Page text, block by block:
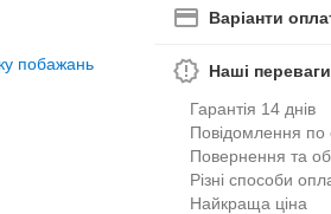
побажань
Варіанти
Наші переваги
Гарантія 14 днів
Повідомлення по
Повернення та
Різні способи
Найкраща ціна